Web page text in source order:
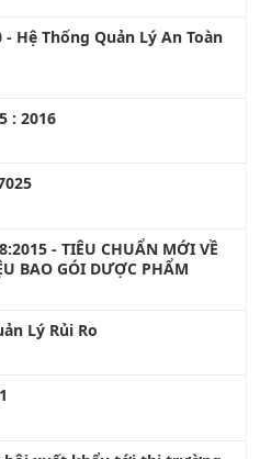
: 2016
- TIÊU CHUẨN MỚI VỀ
BAO GÓI DƯỢC PHẨM
Lý Rủi Ro
hội xuất khẩu tới thị trường